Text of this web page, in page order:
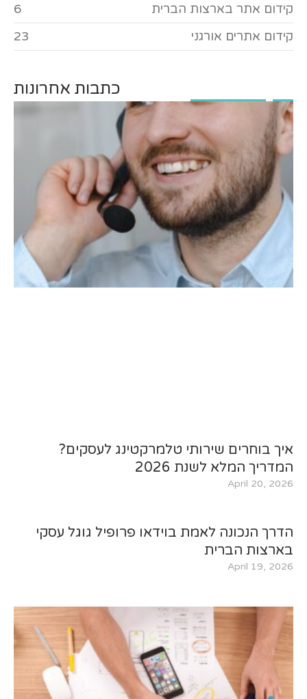
קידום אתר בארצות הברית
6
קידום אתרים אורגני
23
כתבות אחרונות
איך בוחרים שירותי טלמרקטינג לעסקים?
המדריך המלא לשנת 2026
April 20, 2026
הדרך הנכונה לאמת בוידאו פרופיל גוגל עסקי
בארצות הברית
April 19, 2026